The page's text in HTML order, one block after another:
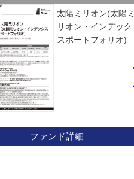
太陽ミリオン(太陽ミ
リオン・インデック
スポートフォリオ)
ファンド詳細